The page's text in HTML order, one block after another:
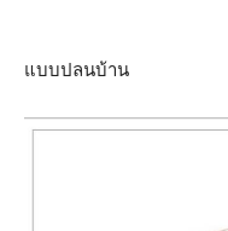
แบบปลนบ้าน